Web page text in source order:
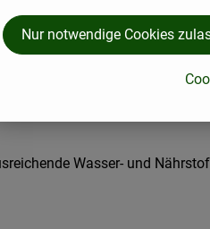
Wasser- und
Nur notwendige Cookies